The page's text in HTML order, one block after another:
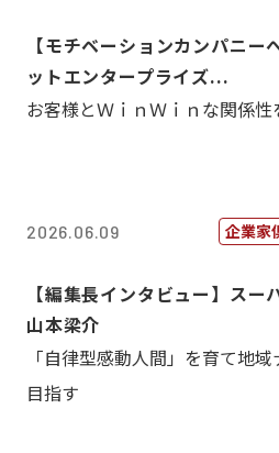
【モチベーションカンパニー
ットエンタープライズ...
お客様とＷｉｎＷｉｎな関係性
2026.06.09 企業家
【編集長インタビュー】スー
山本梁介
「自律型感動人間」を育て地
目指す